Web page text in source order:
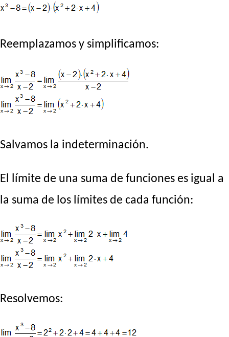
Reemplazamos y simplificamos:
Salvamos la indeterminación.
El límite de una suma de funciones es igual a
la suma de los límites de cada función:
Resolvemos: